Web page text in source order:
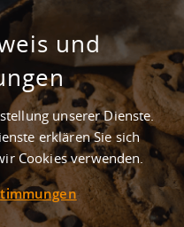
einer
, Deutschland
VERGLEICHEN EXPORT PDF
und
unserer Dienste.
erklären Sie sich
Cookies verwenden.